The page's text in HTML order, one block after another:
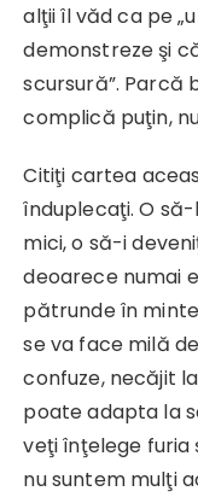
alţii îl văd ca pe
demonstreze şi
scursură”. Parcă
complică puţin,
Citiţi cartea
înduplecaţi. O
mici, o să-i
deoarece numai
pătrunde în
se va face milă
confuze, necăjit
poate adapta la
veţi înţelege furia
nu suntem mulţi